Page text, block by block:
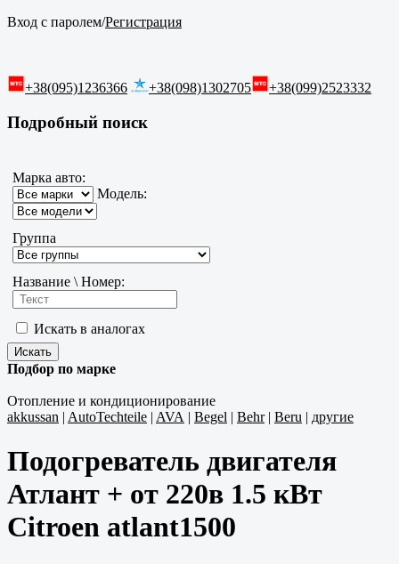
Вход с паролем/Регистрация
+38(095)1236366 +38(098)1302705 +38(099)2523332
Подробный поиск
Марка авто:
Модель:
Группа
Название \ Номер:
Искать в аналогах
Подбор по марке
Отопление и кондиционирование
akkussan | AutoTechteile | AVA | Begel | Behr| Beru | другие
Подогреватель двигателя
Атлант + от 220в 1.5 кВт
Citroen atlant1500